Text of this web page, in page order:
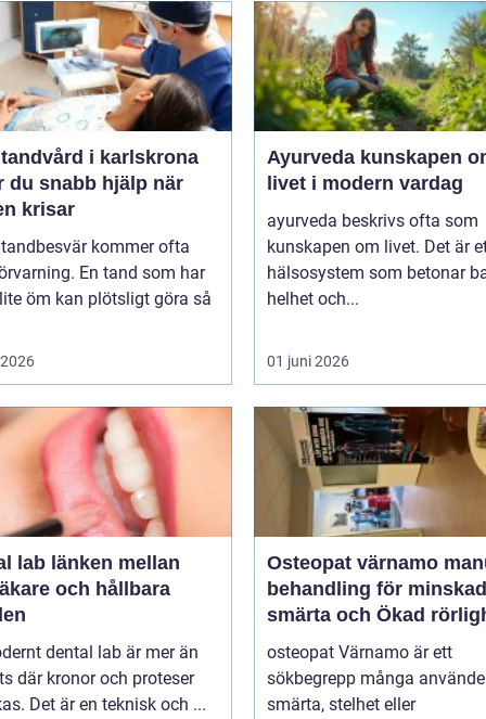
i karlskrona
du snabb hjälp när
krisar
kommer ofta
En tand som har
öm kan plötsligt göra så
Ayurveda kunskapen om
livet i modern vardag
ayurveda beskrivs ofta som
kunskapen om livet. Det är
hälsosystem som betonar
helhet och...
01 juni 2026
mellan
och hållbara
dental lab är mer än
där kronor och proteser
Det är en teknisk och ...
Osteopat värnamo manuell
behandling för minskad
smärta och Ökad
osteopat Värnamo är ett
sökbegrepp många
smärta, stelhet eller